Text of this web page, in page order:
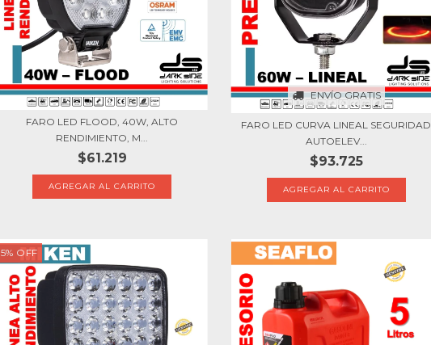
FARO LED FLOOD, 40W, ALTO
RENDIMIENTO, M...
$61.219
ENVÍO GRATIS
FARO LED CURVA LINEAL SEGURIDAD
AUTOELEV...
$93.725
5% OFF